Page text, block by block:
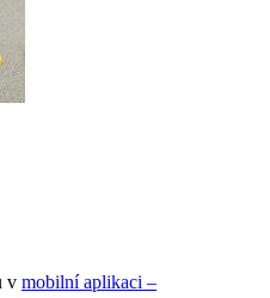
v mobilní aplikaci –